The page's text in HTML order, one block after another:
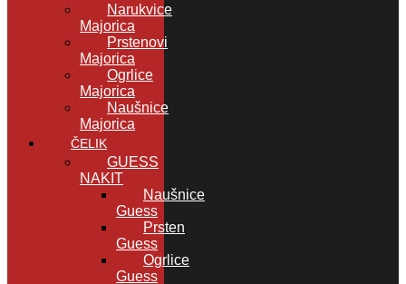
Narukvice
Majorica
Prstenovi
Majorica
Ogrlice
Majorica
Naušnice
Majorica
ČELIK
GUESS
NAKIT
Naušnice
Guess
Prsten
Guess
Ogrlice
Guess